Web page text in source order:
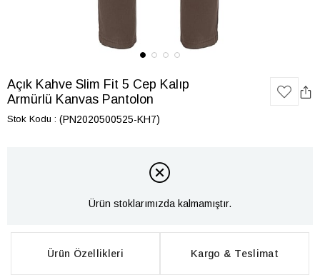
Açık Kahve Slim Fit 5 Cep Kalıp
Armürlü Kanvas Pantolon
Stok Kodu (PN2020500525-KH7)
Ürün stoklarımızda kalmamıştır.
Ürün Özellikleri Kargo & Teslimat